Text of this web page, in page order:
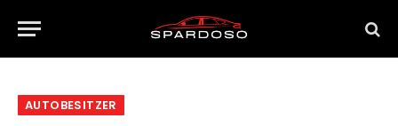
AUTOBESITZER